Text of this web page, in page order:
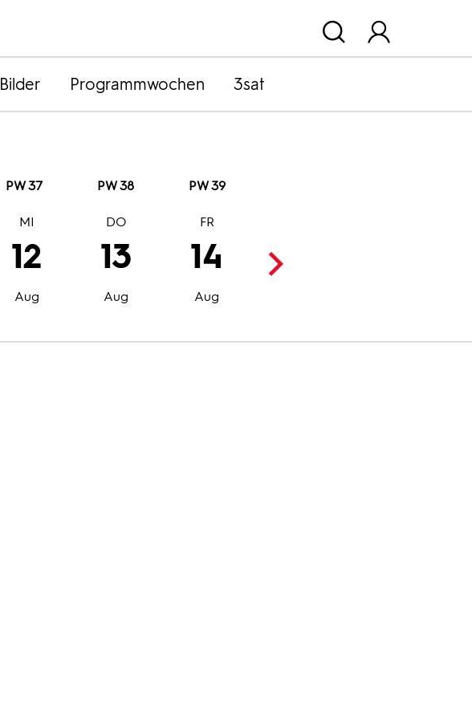
Bilder Programmwochen 3sat
PW 37 PW 38 PW 39
12
Aug
MI
13
Aug
DO
14
Aug
FR
15